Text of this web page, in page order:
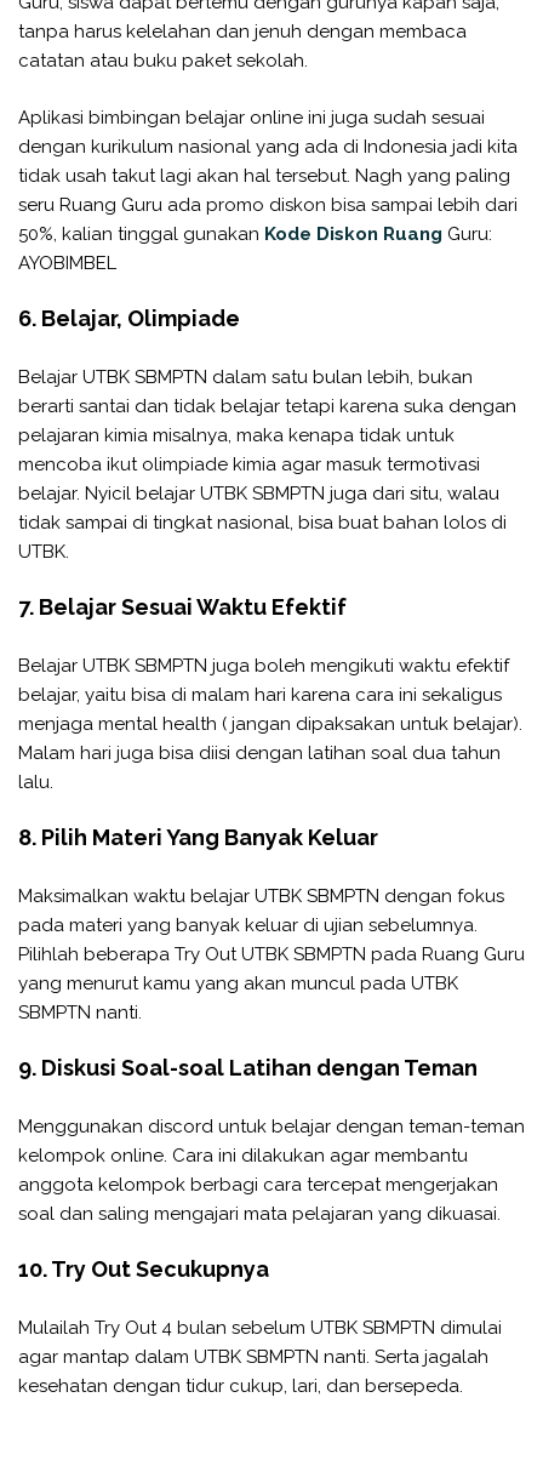
tanpa harus kelelahan dan jenuh dengan membaca
catatan atau buku paket sekolah.
Aplikasi bimbingan belajar online ini juga sudah sesuai
dengan kurikulum nasional yang ada di Indonesia jadi kita
tidak usah takut lagi akan hal tersebut. Nagh yang paling
seru Ruang Guru ada promo diskon bisa sampai lebih dari
50%, kalian tinggal gunakan Kode Diskon Ruang Guru:
AYOBIMBEL
6. Belajar, Olimpiade
Belajar UTBK SBMPTN dalam satu bulan lebih, bukan
berarti santai dan tidak belajar tetapi karena suka dengan
pelajaran kimia misalnya, maka kenapa tidak untuk
mencoba ikut olimpiade kimia agar masuk termotivasi
belajar. Nyicil belajar UTBK SBMPTN juga dari situ, walau
tidak sampai di tingkat nasional, bisa buat bahan lolos di
UTBK.
7. Belajar Sesuai Waktu Efektif
Belajar UTBK SBMPTN juga boleh mengikuti waktu efektif
belajar, yaitu bisa di malam hari karena cara ini sekaligus
menjaga mental health ( jangan dipaksakan untuk belajar).
Malam hari juga bisa diisi dengan latihan soal dua tahun
lalu.
8. Pilih Materi Yang Banyak Keluar
Maksimalkan waktu belajar UTBK SBMPTN dengan fokus
pada materi yang banyak keluar di ujian sebelumnya.
Pilihlah beberapa Try Out UTBK SBMPTN pada Ruang Guru
yang menurut kamu yang akan muncul pada UTBK
SBMPTN nanti.
9. Diskusi Soal-soal Latihan dengan Teman
Menggunakan discord untuk belajar dengan teman-teman
kelompok online. Cara ini dilakukan agar membantu
anggota kelompok berbagi cara tercepat mengerjakan
soal dan saling mengajari mata pelajaran yang dikuasai.
10. Try Out Secukupnya
Mulailah Try Out 4 bulan sebelum UTBK SBMPTN dimulai
agar mantap dalam UTBK SBMPTN nanti. Serta jagalah
kesehatan dengan tidur cukup, lari, dan bersepeda.